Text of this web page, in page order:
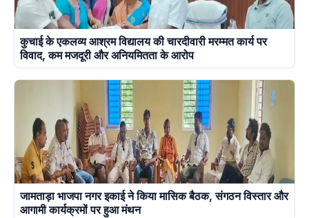
कुचाई के एकलव्य आश्रम विद्यालय की चारदीवारी मरम्मत कार्य पर
विवाद, कम मजदूरी और अनियमितता के आरोप
जामताड़ा भाजपा नगर इकाई ने किया मासिक बैठक, संगठन विस्तार और
आगामी कार्यक्रमों पर हुआ मंथन